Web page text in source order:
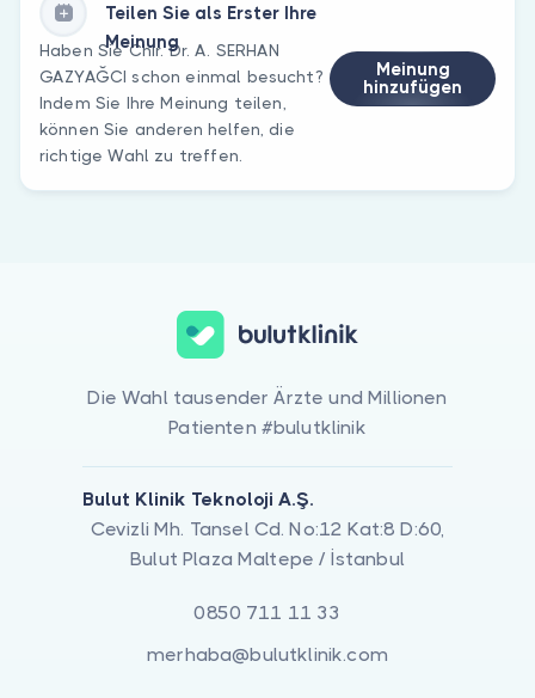
Teilen Sie als Erster Ihre
Meinung
Haben Sie Chir. Dr. A. SERHAN
GAZYAĞCI schon einmal besucht?
Indem Sie Ihre Meinung teilen,
können Sie anderen helfen, die
richtige Wahl zu treffen.
Meinung
hinzufügen
Die Wahl tausender Ärzte und Millionen
Patienten #bulutklinik
Bulut Klinik Teknoloji A.Ş.
Cevizli Mh. Tansel Cd. No:12 Kat:8 D:60,
Bulut Plaza Maltepe / İstanbul
0850 711 11 33
merhaba@bulutklinik.com